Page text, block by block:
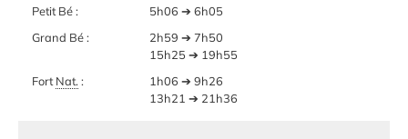
Petit Bé :
5h06 ➔ 6h05
Grand Bé :
2h59 ➔ 7h50
15h25 ➔ 19h55
Fort Nat. :
1h06 ➔ 9h26
13h21 ➔ 21h36